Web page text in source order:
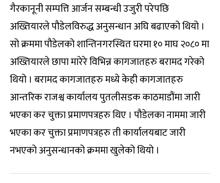
गैरकानूनी सम्पत्ति आर्जन सम्बन्धी उजुरी परेपछि
अख्तियारले पौडेलविरुद्ध अनुसन्धान अघि बढाएको थियो ।
सो क्रममा पौडेलको शान्तिनगरस्थित घरमा १० माघ २०८० मा
अख्तियारले छापा मारेरे विभिन्न कागजातहरु बरामद गरेको
थियो । बरामद कागजातहरु मध्ये केही कागजातहरु
आन्तरिक राजश्व कार्यालय पुतलीसडक काठमाडौंमा जारी
भएका कर चुक्ता प्रमाणपत्रहरु थिए । पौडेलका नाममा जारी
भएका कर चुक्ता प्रमाणपत्रहरु ती कार्यालयबाट जारी
नभएको अनुसन्धानको क्रममा खुलेको थियो ।